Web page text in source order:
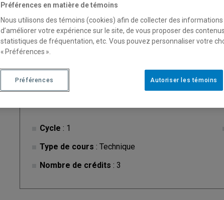
COURS// MUS1512-
Cycle : 1
Type de cours : Technique
Nombre de crédits : 3
Préférences en matière de témoins
Nous utilisons des témoins (cookies) afin de collecter des
d’améliorer votre expérience sur le site, de vous proposer des
statistiques de fréquentation, etc. Vous pouvez personnaliser votre
« Préférences ».
Autoriser les témoins
Préférences